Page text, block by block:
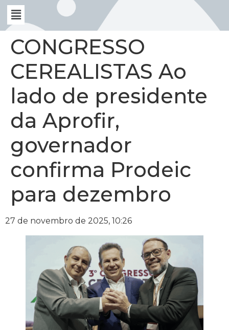
CONGRESSO
CEREALISTAS Ao
lado de presidente
da Aprofir,
governador
confirma Prodeic
para dezembro
27 de novembro de 2025, 10:26